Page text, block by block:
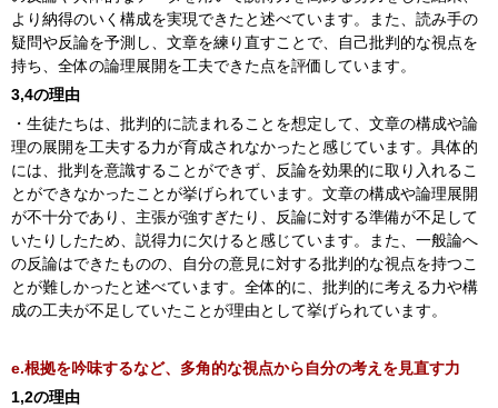
より納得のいく構成を実現できたと述べています。また、読み手の
疑問や反論を予測し、文章を練り直すことで、自己批判的な視点を
持ち、全体の論理展開を工夫できた点を評価しています。
3,4の理由
・生徒たちは、批判的に読まれることを想定して、文章の構成や論
理の展開を工夫する力が育成されなかったと感じています。具体的
には、批判を意識することができず、反論を効果的に取り入れるこ
とができなかったことが挙げられています。文章の構成や論理展開
が不十分であり、主張が強すぎたり、反論に対する準備が不足して
いたりしたため、説得力に欠けると感じています。また、一般論へ
の反論はできたものの、自分の意見に対する批判的な視点を持つこ
とが難しかったと述べています。全体的に、批判的に考える力や構
成の工夫が不足していたことが理由として挙げられています。
e.根拠を吟味するなど、多角的な視点から自分の考えを見直す力
1,2の理由